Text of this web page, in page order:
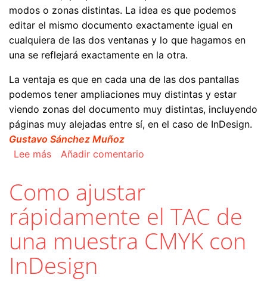
modos o zonas distintas. La idea es que podemos
editar el mismo documento exactamente igual en
cualquiera de las dos ventanas y lo que hagamos en
una se reflejará exactamente en la otra.
La ventaja es que en cada una de las dos pantallas
podemos tener ampliaciones muy distintas y estar
viendo zonas del documento muy distintas, incluyendo
páginas muy alejadas entre sí, en el caso de InDesign.
Gustavo Sánchez Muñoz
Lee mássobre Usos de "Nueva ventana" para un
Añadir comentario
Como ajustar
rápidamente el TAC de
una muestra CMYK con
InDesign